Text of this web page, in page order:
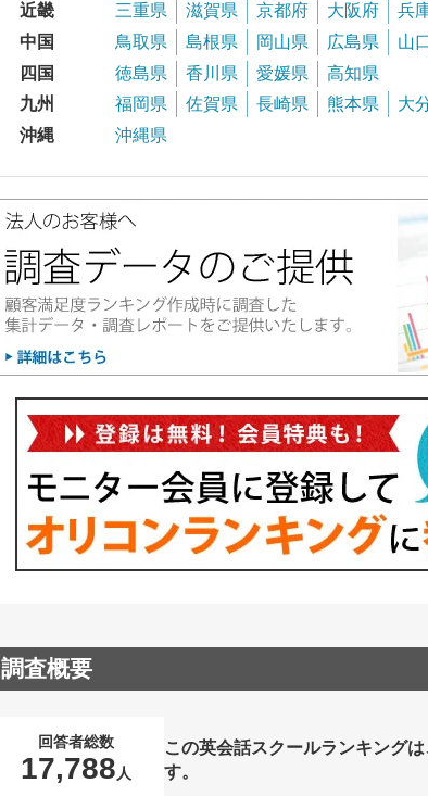
近畿
三重県 滋賀県 京都府 大阪府 兵
中国
鳥取県 島根県 岡山県 広島県
山
四国
徳島県 香川県 愛媛県
高知県
九州
福岡県 佐賀県 長崎県 熊本県 大
沖縄
沖縄県
調査概要
回答者総数
17,788 人
この英会話スクールランキング
す。